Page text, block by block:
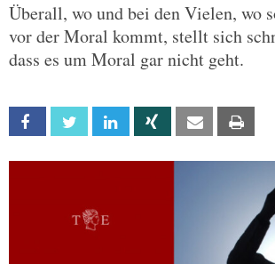
Überall, wo und bei den Vielen, wo
vor der Moral kommt, stellt sich
dass es um Moral gar nicht geht.
Facebook Twitter Linkedin Xing Email